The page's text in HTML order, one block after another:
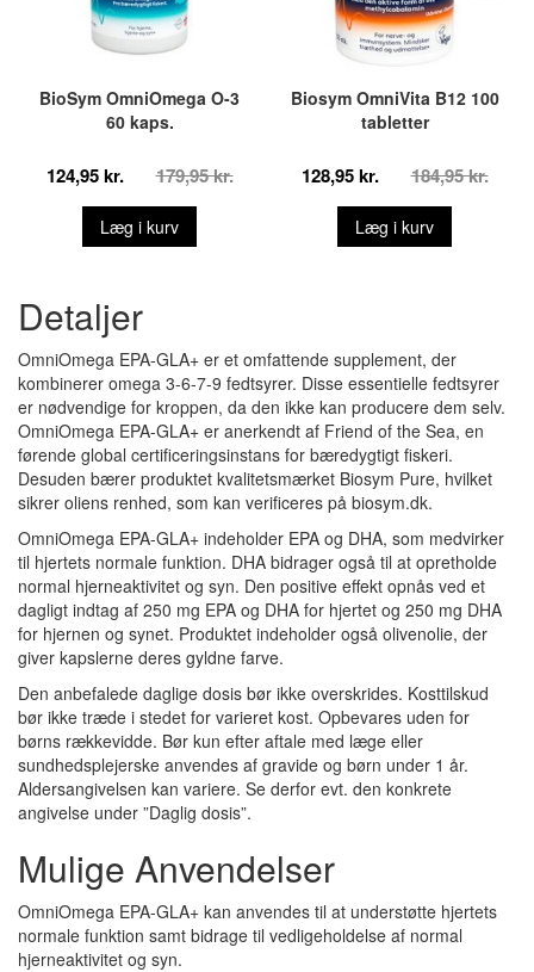
BioSym OmniOmega O-3
60 kaps.
124,95 kr. 179,95 kr.
Læg i kurv
Biosym OmniVita B12 100
tabletter
128,95 kr. 184,95 kr.
Læg i kurv
Detaljer
OmniOmega EPA-GLA+ er et omfattende supplement, der
kombinerer omega 3-6-7-9 fedtsyrer. Disse essentielle fedtsyrer
er nødvendige for kroppen, da den ikke kan producere dem selv.
OmniOmega EPA-GLA+ er anerkendt af Friend of the Sea, en
førende global certificeringsinstans for bæredygtigt fiskeri.
Desuden bærer produktet kvalitetsmærket Biosym Pure, hvilket
sikrer oliens renhed, som kan verificeres på biosym.dk.
OmniOmega EPA-GLA+ indeholder EPA og DHA, som medvirker
til hjertets normale funktion. DHA bidrager også til at opretholde
normal hjerneaktivitet og syn. Den positive effekt opnås ved et
dagligt indtag af 250 mg EPA og DHA for hjertet og 250 mg DHA
for hjernen og synet. Produktet indeholder også olivenolie, der
giver kapslerne deres gyldne farve.
Den anbefalede daglige dosis bør ikke overskrides. Kosttilskud
bør ikke træde i stedet for varieret kost. Opbevares uden for
børns rækkevidde. Bør kun efter aftale med læge eller
sundhedsplejerske anvendes af gravide og børn under 1 år.
Aldersangivelsen kan variere. Se derfor evt. den konkrete
angivelse under ”Daglig dosis”.
Mulige Anvendelser
OmniOmega EPA-GLA+ kan anvendes til at understøtte hjertets
normale funktion samt bidrage til vedligeholdelse af normal
hjerneaktivitet og syn.